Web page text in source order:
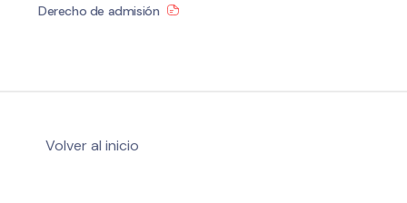
web
Derecho de admisión
Volver al inicio